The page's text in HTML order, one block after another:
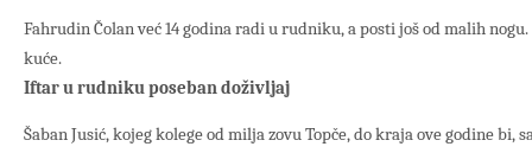
Fahrudin Čolan već 14 godina radi u rudniku, a posti još od malih
kuće.
Iftar u rudniku poseban doživljaj
Šaban Jusić, kojeg kolege od milja zovu Topče, do kraja ove godine bi,